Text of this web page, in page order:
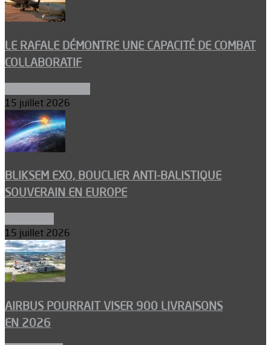
LE RAFALE DÉMONTRE UNE CAPACITÉ DE COMBAT
COLLABORATIF
15 juillet 2026
BLIKSEM EXO, BOUCLIER ANTI-BALISTIQUE
SOUVERAIN EN EUROPE
15 juillet 2026
AIRBUS POURRAIT VISER 900 LIVRAISONS
EN 2026